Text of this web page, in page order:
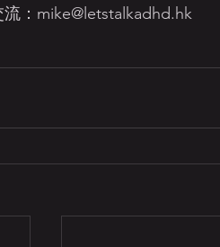
：mike@letstalkadhd.hk